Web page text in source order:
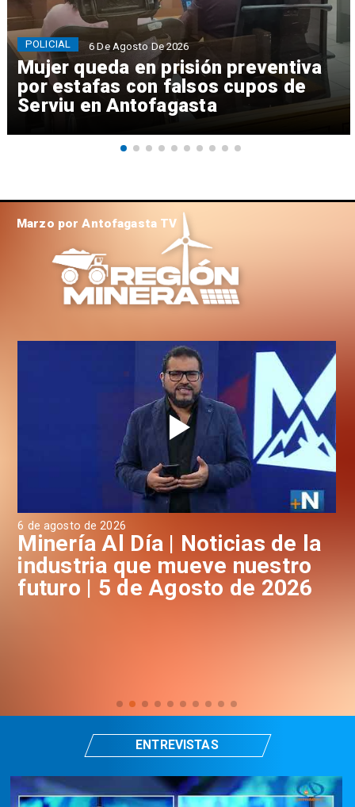
Mujer queda en prisión preventiva
por estafas con falsos cupos de
Serviu en Antofagasta
POLICIAL 6 De Agosto De 2026
6 de agosto de 2026
Minería Al Día | Noticias de la
industria que mueve nuestro
futuro | 5 de Agosto de 2026
Marzo por Antofagasta TV
ENTREVISTAS